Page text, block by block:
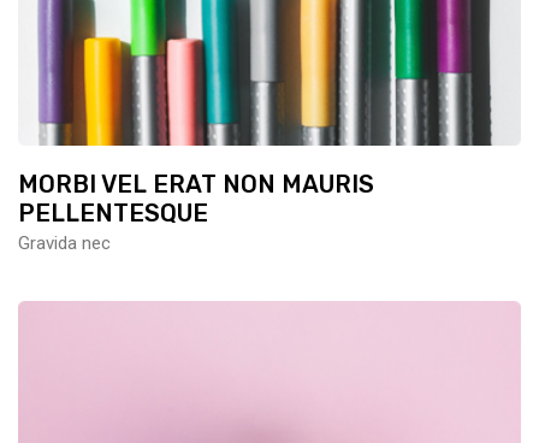
MORBI VEL ERAT NON MAURIS
PELLENTESQUE
Gravida nec